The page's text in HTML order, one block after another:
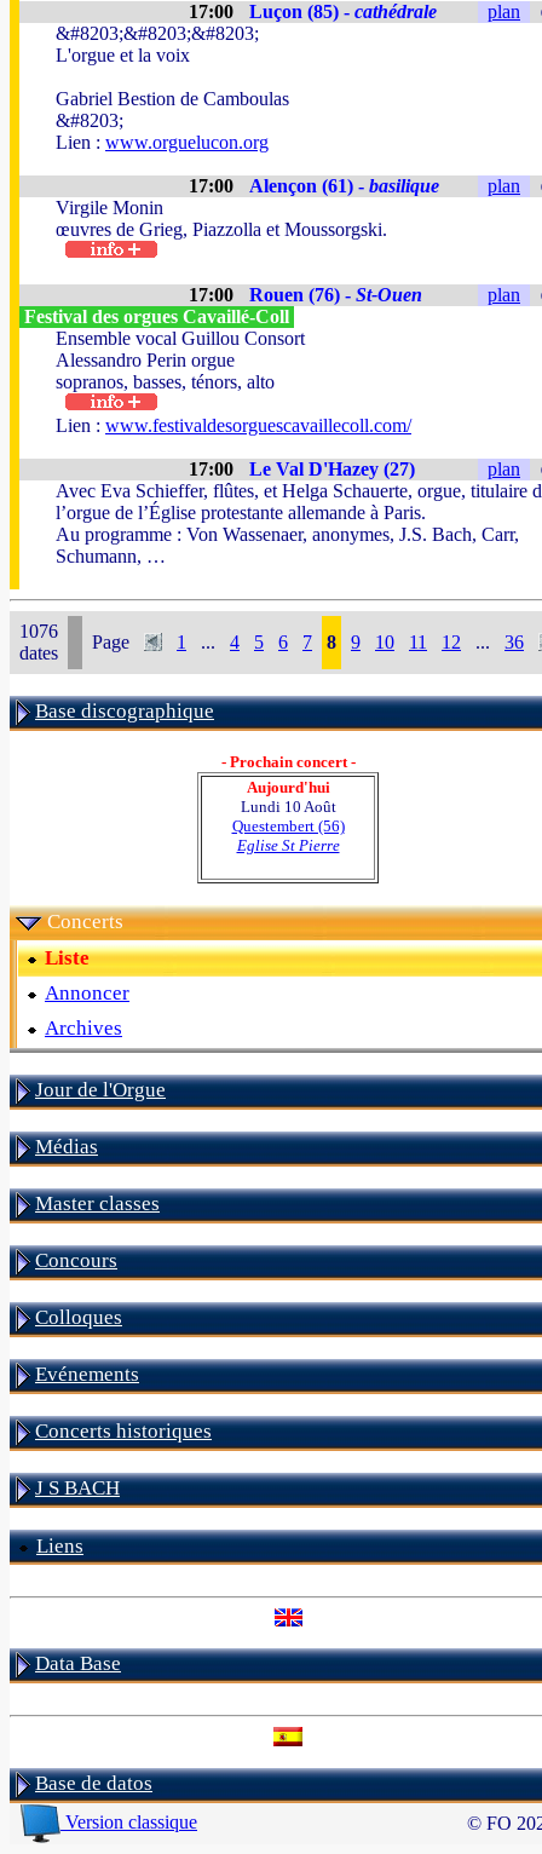
17:00 Luçon (85) - cathédrale plan
&#8203;&#8203;&#8203;
L'orgue et la voix
Gabriel Bestion de Camboulas
&#8203;
Lien : www.orguelucon.org
17:00 Alençon (61) - basilique plan
Virgile Monin
œuvres de Grieg, Piazzolla et Moussorgski.
17:00 Rouen (76) - St-Ouen plan
Festival des orgues Cavaillé-Coll
Ensemble vocal Guillou Consort
Alessandro Perin orgue
sopranos, basses, ténors, alto
Lien : www.festivaldesorguescavaillecoll.com/
17:00 Le Val D'Hazey (27) plan
Avec Eva Schieffer, flûtes, et Helga Schauerte, orgue, titulaire
l’orgue de l’Église protestante allemande à Paris.
Au programme : Von Wassenaer, anonymes, J.S. Bach, Carr,
Schumann, …
1076
dates
Page 1 ... 4 5 6 7 8 9 10 11 12 ... 36
Base discographique
- Prochain concert -
Aujourd'hui
Lundi 10 Août
Questembert (56)
Eglise St Pierre
Concerts
Liste
Annoncer
Archives
Jour de l'Orgue
Médias
Master classes
Concours
Colloques
Evénements
Concerts historiques
J S BACH
Liens
Data Base
Base de datos
Version classique © FO